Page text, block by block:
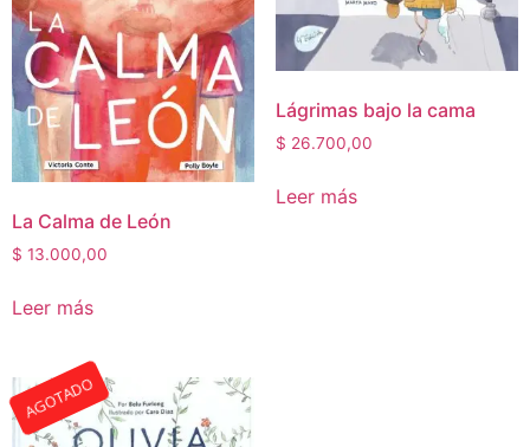
La Calma de León
$ 13.000,00
Leer más
Lágrimas bajo la cama
$ 26.700,00
Leer más
AGOTADO